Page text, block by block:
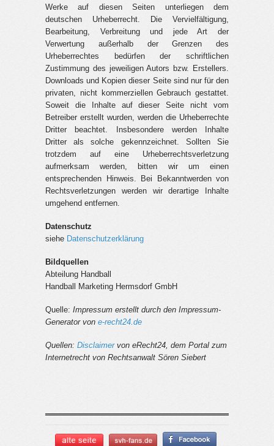
Werke auf diesen Seiten unterliegen dem
deutschen Urheberrecht. Die Vervielfältigung,
Bearbeitung, Verbreitung und jede Art der
Verwertung außerhalb der Grenzen des
Urheberrechtes bedürfen der schriftlichen
Zustimmung des jeweiligen Autors bzw. Erstellers.
Downloads und Kopien dieser Seite sind nur für den
privaten, nicht kommerziellen Gebrauch gestattet.
Soweit die Inhalte auf dieser Seite nicht vom
Betreiber erstellt wurden, werden die Urheberrechte
Dritter beachtet. Insbesondere werden Inhalte
Dritter als solche gekennzeichnet. Sollten Sie
trotzdem auf eine Urheberrechtsverletzung
aufmerksam werden, bitten wir um einen
entsprechenden Hinweis. Bei Bekanntwerden von
Rechtsverletzungen werden wir derartige Inhalte
umgehend entfernen.
Datenschutz
siehe Datenschutzerklärung
Bildquellen
Abteilung Handball
Handball Marketing Hermsdorf GmbH
Quelle: Impressum erstellt durch den Impressum-
Generator von e-recht24.de
Quellen: Disclaimervon eRecht24, dem Portal zum
Internetrecht von Rechtsanwalt Sören Siebert